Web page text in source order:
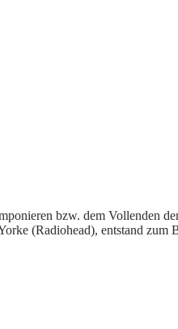
bzw. dem Vollenden
(Radiohead), entstand